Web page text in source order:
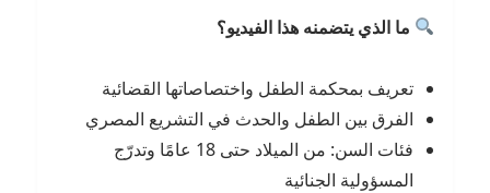
ما الذي يتضمنه هذا الفيديو؟
تعريف بمحكمة الطفل واختصاصاتها القضائية
الفرق بين الطفل والحدث في التشريع المصري
فئات السن: من الميلاد حتى 18 عامًا وتدرّج
المسؤولية الجنائية